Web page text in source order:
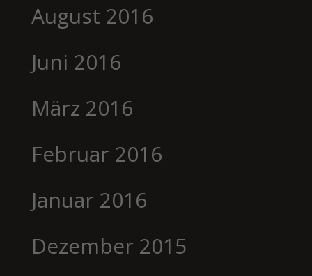
August 2016
Juni 2016
März 2016
Februar 2016
Januar 2016
Dezember 2015